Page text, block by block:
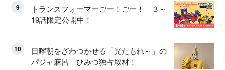
9
トランスフォーマーごー！ごー！ ３～
19話限定公開中！
10
日曜朝をざわつかせる「光たもれ～」の
パジャ麻呂 ひみつ独占取材！